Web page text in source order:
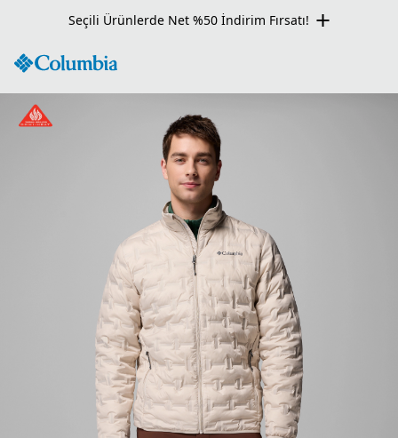
Seçili Ürünlerde Net %50 İndirim Fırsatı!